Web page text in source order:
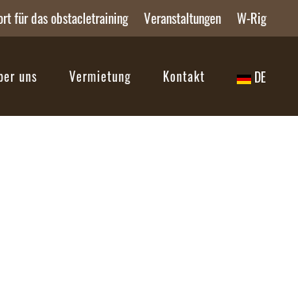
für das obstacletraining Veranstaltungen W-Rig
uns Vermietung Kontakt DE